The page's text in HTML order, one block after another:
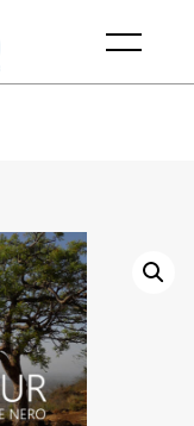
Menu